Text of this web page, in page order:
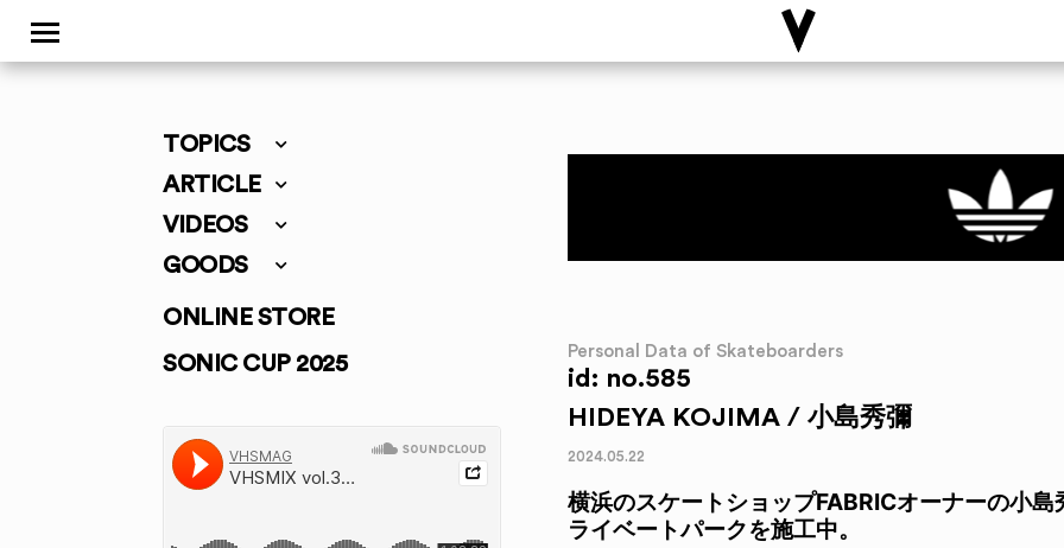
TOPICS
ARTICLE
VIDEOS
GOODS
ONLINE STORE
SONIC CUP 2025
Personal Data of Skateboarders
id: no.585
HIDEYA KOJIMA / 小島秀彌
2024.05.22
横浜のスケートショップFABRICオーナーの小
ライベートパークを施工中。